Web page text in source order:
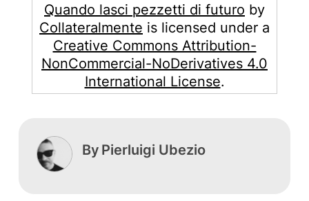
Quando lasci pezzetti di futuro by
Collateralmente is licensed under a
Creative Commons Attribution-
NonCommercial-NoDerivatives 4.0
International License.
By Pierluigi Ubezio